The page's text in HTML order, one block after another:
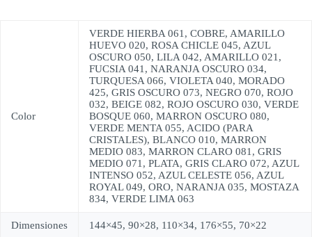
Color
VERDE HIERBA 061, COBRE, AMARILLO
HUEVO 020, ROSA CHICLE 045, AZUL
OSCURO 050, LILA 042, AMARILLO 021,
FUCSIA 041, NARANJA OSCURO 034,
TURQUESA 066, VIOLETA 040, MORADO
425, GRIS OSCURO 073, NEGRO 070, ROJO
032, BEIGE 082, ROJO OSCURO 030, VERDE
BOSQUE 060, MARRON OSCURO 080,
VERDE MENTA 055, ACIDO (PARA
CRISTALES), BLANCO 010, MARRON
MEDIO 083, MARRON CLARO 081, GRIS
MEDIO 071, PLATA, GRIS CLARO 072, AZUL
INTENSO 052, AZUL CELESTE 056, AZUL
ROYAL 049, ORO, NARANJA 035, MOSTAZA
834, VERDE LIMA 063
Dimensiones 144×45, 90×28, 110×34, 176×55, 70×22